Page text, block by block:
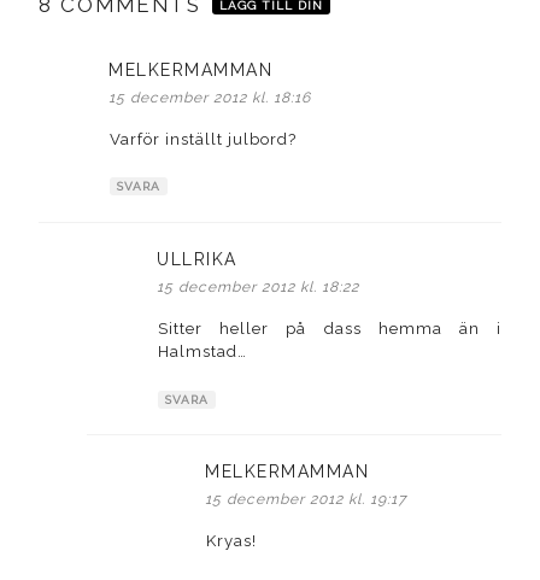
8 COMMENTS LÄGG TILL DIN
MELKERMAMMAN
15 december 2012 kl. 18:16
Varför inställt julbord?
SVARA
ULLRIKA
15 december 2012 kl. 18:22
Sitter heller på dass hemma än i
Halmstad…
SVARA
MELKERMAMMAN
15 december 2012 kl. 19:17
Kryas!